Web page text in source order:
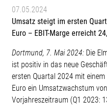
07.05.2024
Umsatz steigt im ersten
Euro – EBIT-Marge erreicht
Dortmund, 7. Mai 2024: Die
ist positiv in das neue
ersten Quartal 2024 mit
Euro ein Umsatzwachstum
Vorjahreszeitraum (Q1 2023: